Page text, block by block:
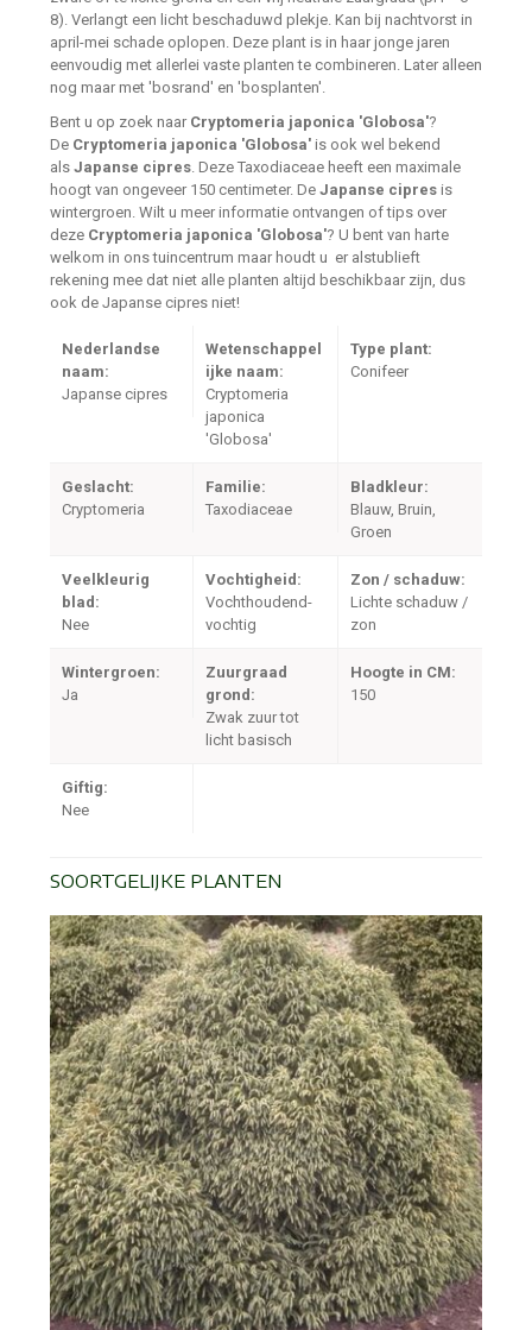
8). Verlangt een licht beschaduwd plekje. Kan bij nachtvorst in
april-mei schade oplopen. Deze plant is in haar jonge jaren
eenvoudig met allerlei vaste planten te combineren. Later alleen
nog maar met 'bosrand' en 'bosplanten'.
Bent u op zoek naar Cryptomeria japonica 'Globosa'?
De Cryptomeria japonica 'Globosa' is ook wel bekend
als Japanse cipres. Deze Taxodiaceae heeft een maximale
hoogt van ongeveer 150 centimeter. De Japanse cipres is
wintergroen. Wilt u meer informatie ontvangen of tips over
deze Cryptomeria japonica 'Globosa'? U bent van harte
welkom in ons tuincentrum maar houdt u er alstublieft
rekening mee dat niet alle planten altijd beschikbaar zijn, dus
ook de Japanse cipres niet!
Nederlandse
naam:
Japanse cipres
Wetenschappel
ijke naam:
Cryptomeria
japonica
'Globosa'
Type plant:
Conifeer
Geslacht:
Cryptomeria
Familie:
Taxodiaceae
Bladkleur:
Blauw, Bruin,
Groen
Veelkleurig
blad:
Nee
Vochtigheid:
Vochthoudend-
vochtig
Zon / schaduw:
Lichte schaduw /
zon
Wintergroen:
Ja
Zuurgraad
grond:
Zwak zuur tot
licht basisch
Hoogte in CM:
150
Giftig:
Nee
SOORTGELIJKE PLANTEN